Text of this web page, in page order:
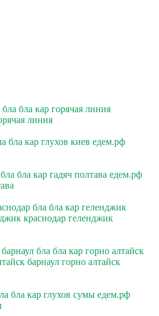
бла кар горячая линия
линия
бла кар глухов киев едем.рф
бла кар гадяч полтава едем.рф
бла бла кар геленджик
краснодар геленджик
бла бла кар горно алтайск
барнаул горно алтайск
бла кар глухов сумы едем.рф